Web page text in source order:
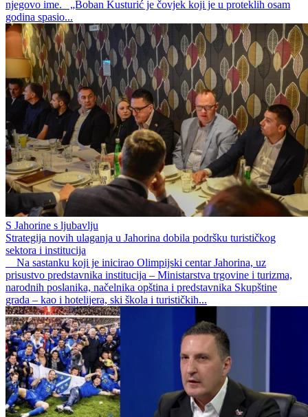
njegovo ime. „Boban Kusturić je čovjek koji je u proteklih osam
godina spasio...
S Jahorine s ljubavlju
Strategija novih ulaganja u Jahorina dobila podršku turističkog
sektora i institucija
Na sastanku koji je inicirao Olimpijski centar Jahorina, uz
prisustvo predstavnika institucija – Ministarstva trgovine i turizma,
narodnih poslanika, načelnika opština i predstavnika Skupštine
grada – kao i hotelijera, ski škola i turističkih...